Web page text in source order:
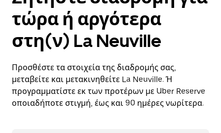
τώρα ή αργότερα
στη(ν) La Neuville
Προσθέστε τα στοιχεία της διαδρομής σας,
μεταβείτε και μετακινηθείτε La Neuville. Ή
προγραμματίστε εκ των προτέρων με Uber Reserve
οποιαδήποτε στιγμή, έως και 90 ημέρες νωρίτερα.